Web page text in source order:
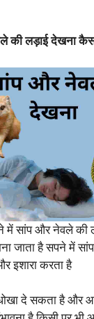
लड़ाई देखना कैसा
में सांप और नेवले की
जाता है सपने में
इशारा करता है
दे सकता है और